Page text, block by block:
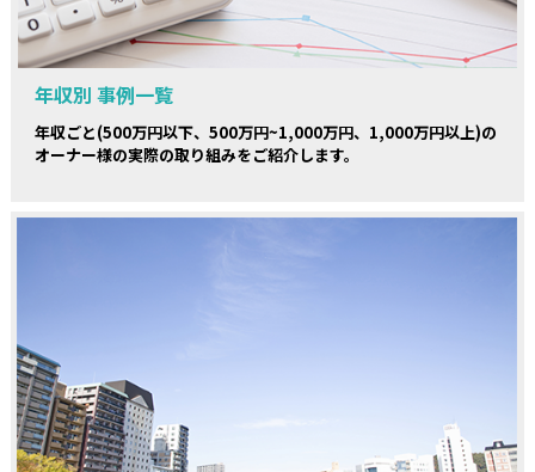
年収別 事例一覧
年収ごと(500万円以下、500万円~1,000万円、1,000万円以上)の
オーナー様の実際の取り組みをご紹介します。